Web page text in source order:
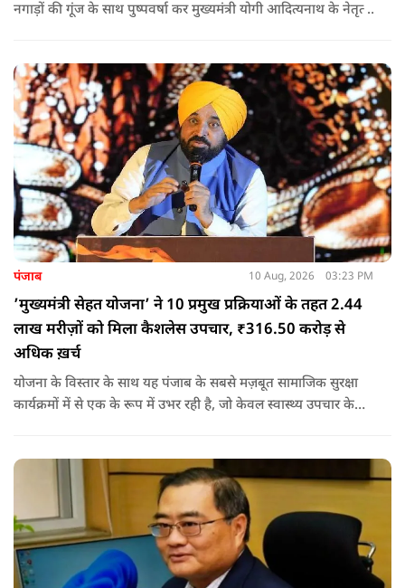
नगाड़ों की गूंज के साथ पुष्पवर्षा कर मुख्यमंत्री योगी आदित्यनाथ के नेतृत्व
पंजाब 10 Aug, 2026 03:23 PM
’मुख्यमंत्री सेहत योजना’ ने 10 प्रमुख प्रक्रियाओं के तहत 2.44
लाख मरीज़ों को मिला कैशलेस उपचार, ₹316.50 करोड़ से
अधिक ख़र्च
योजना के विस्तार के साथ यह पंजाब के सबसे मज़बूत सामाजिक सुरक्षा
कार्यक्रमों में से एक के रूप में उभर रही है, जो केवल स्वास्थ्य उपचार के
है.